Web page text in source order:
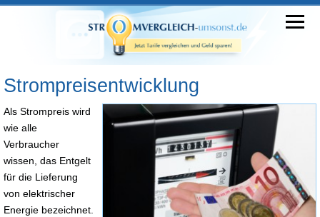
Strompreisentwicklung
Als Strompreis wird
wie alle
Verbraucher
wissen, das Entgelt
für die Lieferung
von elektrischer
Energie bezeichnet.